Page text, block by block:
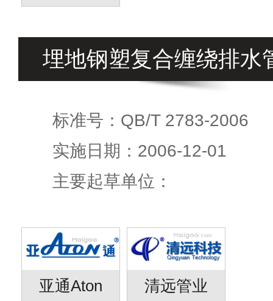
埋地钢塑复合缠绕排水
标准号：QB/T 2783-2006
实施日期：2006-12-01
主要起草单位：
亚通Aton 清远管业